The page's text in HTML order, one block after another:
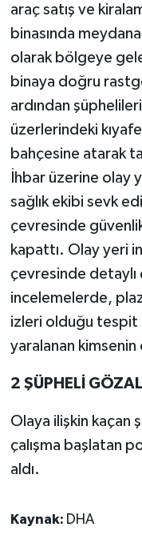
araç satış ve
binasında
olarak bölgeye
binaya doğru
ardından
üzerlerindeki
bahçesine atarak
İhbar üzerine olay
sağlık ekibi sevk
çevresinde
kapattı. Olay yeri
çevresinde detaylı
incelemelerde,
izleri olduğu tespit
yaralanan kimsenin
2 ŞÜPHELİ
Olaya ilişkin kaçan
çalışma başlatan
aldı.
Kaynak: DHA